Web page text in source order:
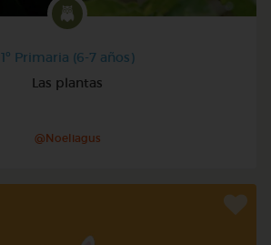
1º Primaria (6-7 años)
Las plantas
@Noeliagus